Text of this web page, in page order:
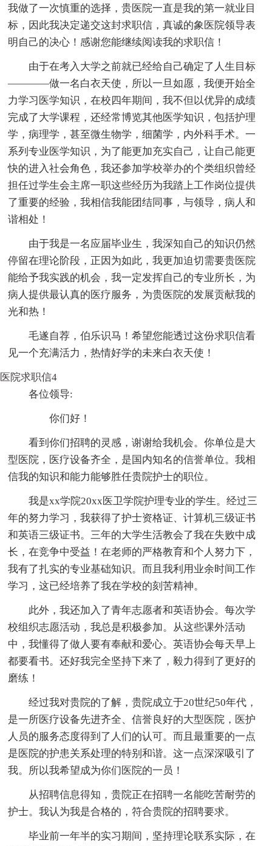
我做了一次慎重的选择，贵医院一直是我的第一就业目
标，因此我决定递交这封求职信，真诚的象医院领导表
明自己的决心！感谢您能继续阅读我的求职信！
由于在考入大学之前就已经给自己确定了人生目标
————做一名白衣天使，所以一旦如愿，我便开始全
力学习医学知识，在校四年期间，我不但以优异的成绩
完成了大学课程，还经常博览其他医学知识，包括护理
学，病理学，甚至微生物学，细菌学，内外科手术。一
系列专业医学知识，为了能更加充实自己，让自己能更
快的进入社会角色，我还参加学校举办的个类组织曾经
担任过学生会主席一职这些经历为我踏上工作岗位提供
了重要的经验，我相信我能团结同事，与领导，病人和
谐相处！
由于我是一名应届毕业生，我深知自己的知识仍然
停留在理论阶段，正因为如此，我更加迫切需要贵医院
能给予我实践的机会，我一定发挥自己的专业所长，为
病人提供最认真的医疗服务，为贵医院的发展贡献我的
光和热！
毛遂自荐，伯乐识马！希望您能透过这份求职信看
见一个充满活力，热情好学的未来白衣天使！
医院求职信4
各位领导:
你们好！
看到你们招聘的灵感，谢谢给我机会。你单位是大
型医院，医疗设备齐全，是国内知名的信誉单位。我相
信我的知识和能力能够胜任贵院护士的职位。
我是xx学院20xx医卫学院护理专业的学生。经过三
年的努力学习，我获得了护士资格证、计算机三级证书
和英语三级证书。三年的大学生活教会了我在失败中成
长，在竞争中受益！在老师的严格教育和个人努力下，
我有了扎实的专业基础知识。而且我利用业余时间工作
学习，这已经培养了我在学校的刻苦精神。
此外，我还加入了青年志愿者和英语协会。每次学
校组织志愿活动，我总是积极参加。从这些课外活动
中，我懂得了做人要有奉献和爱心。英语协会每天早上
都要看书。还好我完全坚持下来了，毅力得到了更好的
磨练！
经过我对贵院的了解，贵院成立于20世纪50年代，
是一所医疗设备先进齐全、信誉良好的大型医院，医护
人员的服务态度得到了人们的认可。而且最重要的一点
是医院的护患关系处理的特别和谐。这一点深深吸引了
我。所以我希望成为你们医院的一员！
从招聘信息得知，贵院正在招聘一名能吃苦耐劳的
护士。我认为我是合格的，符合贵院的招聘要求。
毕业前一年半的实习期间，坚持理论联系实际，在